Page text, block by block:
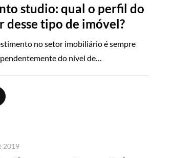
studio: qual o perfil do
desse tipo de imóvel?
no setor imobiliário é sempre
do nível de…
2019